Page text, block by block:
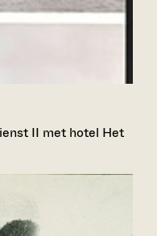
II met hotel Het